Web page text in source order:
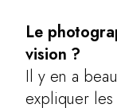
Le
vision ?
Il y en a
expliquer